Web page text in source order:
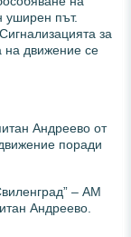
уширен път.
за
на движение се
Андреево от
поради
– АМ
Андреево.